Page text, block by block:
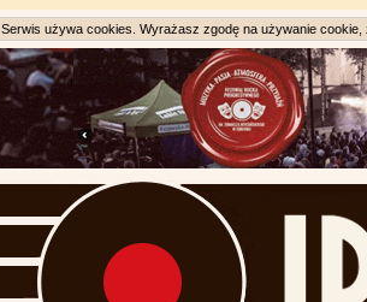
Serwis używa cookies. Wyrażasz zgodę na używanie